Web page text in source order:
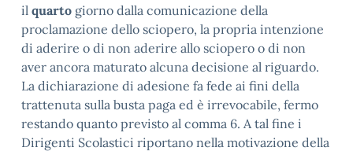
il quarto giorno dalla comunicazione della
proclamazione dello sciopero, la propria intenzione
di aderire o di non aderire allo sciopero o di non
aver ancora maturato alcuna decisione al riguardo.
La dichiarazione di adesione fa fede ai fini della
trattenuta sulla busta paga ed è irrevocabile, fermo
restando quanto previsto al comma 6. A tal fine i
Dirigenti Scolastici riportano nella motivazione della